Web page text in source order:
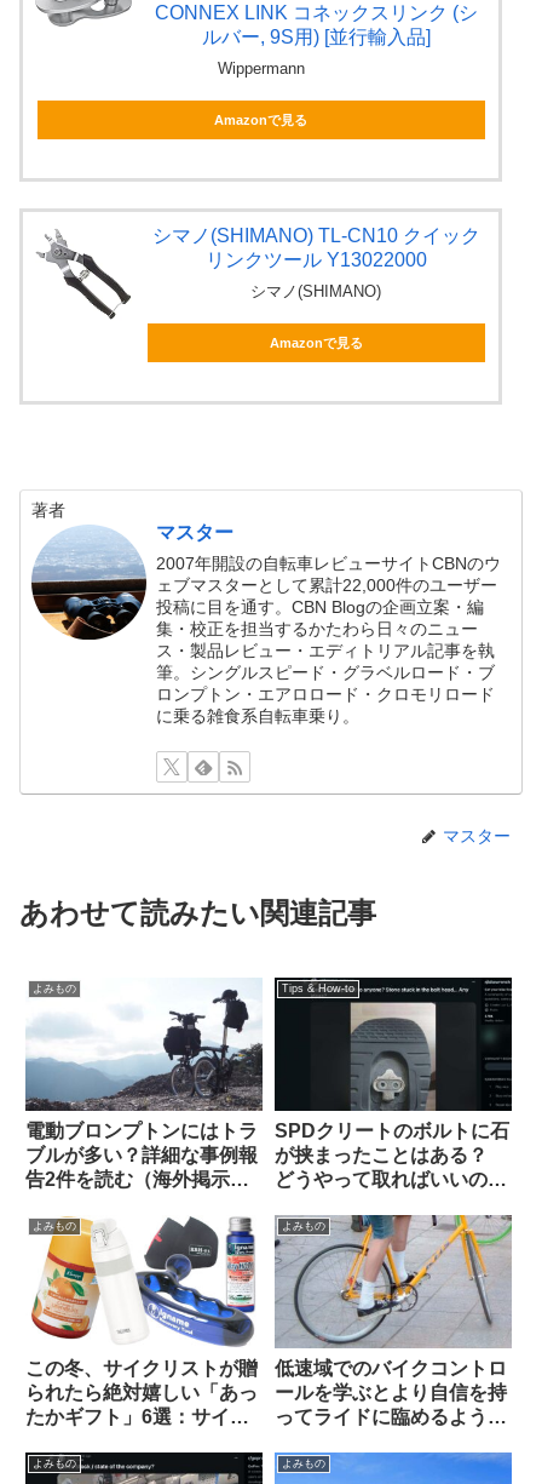
CONNEX LINK コネックスリンク (シ
ルバー, 9S用) [並行輸入品]
Wippermann
Amazonで見る
シマノ(SHIMANO) TL-CN10 クイック
リンクツール Y13022000
シマノ(SHIMANO)
Amazonで見る
著者
マスター
2007年開設の自転車レビューサイトCBNのウ
ェブマスターとして累計22,000件のユーザー
投稿に目を通す。CBN Blogの企画立案・編
集・校正を担当するかたわら日々のニュー
ス・製品レビュー・エディトリアル記事を執
筆。シングルスピード・グラベルロード・ブ
ロンプトン・エアロロード・クロモリロード
に乗る雑食系自転車乗り。
マスター
あわせて読みたい関連記事
よみもの
電動ブロンプトンにはトラ
ブルが多い？詳細な事例報
告2件を読む（海外掲示板
Tips & How-to
SPDクリートのボルトに石
が挟まったことはある？
どうやって取ればいいの？
よみもの
この冬、サイクリストが贈
られたら絶対嬉しい「あっ
たかギフト」6選：サイズ
いなく感謝されます
よみもの
低速域でのバイクコントロ
ールを学ぶとより自信を持
ってライドに臨めるように
よみもの よみもの